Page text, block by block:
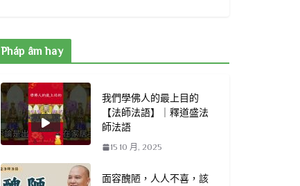
Pháp âm hay
我們學佛人的最上目的
【法師法語】｜釋道盛法
師法語
15 10 月, 2025
面容醜陋，人人不喜，該